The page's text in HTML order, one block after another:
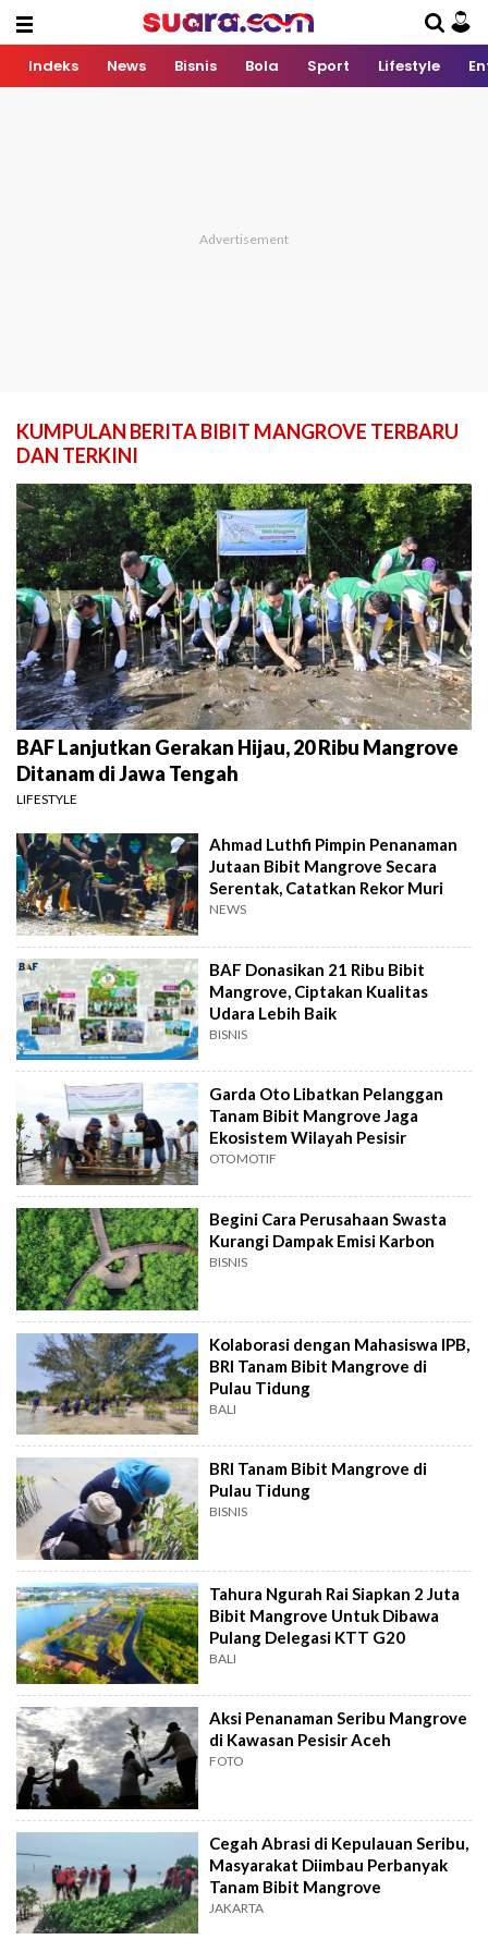
Indeks News Bisnis Bola Sport Lifestyle
KUMPULAN BERITA BIBIT MANGROVE TERBARU
DAN TERKINI
BAF Lanjutkan Gerakan Hijau, 20 Ribu Mangrove
Ditanam di Jawa Tengah
LIFESTYLE
Ahmad Luthfi Pimpin Penanaman
Jutaan Bibit Mangrove Secara
Serentak, Catatkan Rekor Muri
NEWS
BAF Donasikan 21 Ribu Bibit
Mangrove, Ciptakan Kualitas
Udara Lebih Baik
BISNIS
Garda Oto Libatkan Pelanggan
Tanam Bibit Mangrove Jaga
Ekosistem Wilayah Pesisir
OTOMOTIF
Begini Cara Perusahaan Swasta
Kurangi Dampak Emisi Karbon
BISNIS
Kolaborasi dengan Mahasiswa IPB,
BRI Tanam Bibit Mangrove di
Pulau Tidung
BALI
BRI Tanam Bibit Mangrove di
Pulau Tidung
BISNIS
Tahura Ngurah Rai Siapkan 2 Juta
Bibit Mangrove Untuk Dibawa
Pulang Delegasi KTT G20
BALI
Aksi Penanaman Seribu Mangrove
di Kawasan Pesisir Aceh
FOTO
Cegah Abrasi di Kepulauan Seribu,
Masyarakat Diimbau Perbanyak
Tanam Bibit Mangrove
JAKARTA